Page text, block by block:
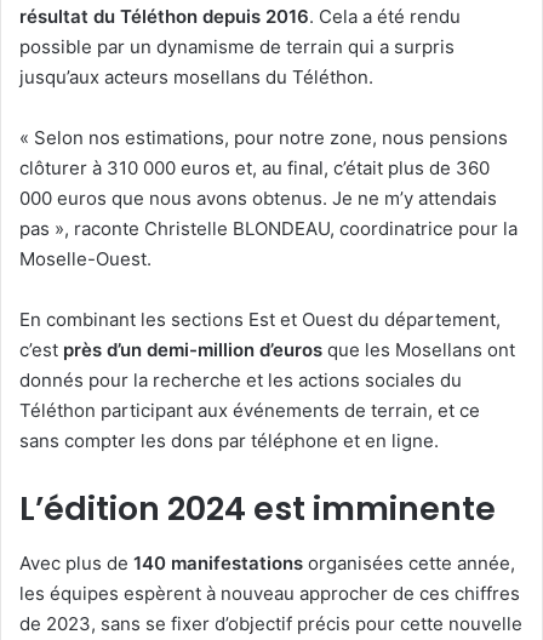
résultat du Téléthon depuis 2016. Cela a été rendu
possible par un dynamisme de terrain qui a surpris
jusqu’aux acteurs mosellans du Téléthon.
« Selon nos estimations, pour notre zone, nous pensions
clôturer à 310 000 euros et, au final, c’était plus de 360
000 euros que nous avons obtenus. Je ne m’y attendais
pas », raconte Christelle BLONDEAU, coordinatrice pour la
Moselle-Ouest.
En combinant les sections Est et Ouest du département,
c’est près d’un demi-million d’euros que les Mosellans ont
donnés pour la recherche et les actions sociales du
Téléthon participant aux événements de terrain, et ce
sans compter les dons par téléphone et en ligne.
L’édition 2024 est imminente
Avec plus de 140 manifestations organisées cette année,
les équipes espèrent à nouveau approcher de ces chiffres
de 2023, sans se fixer d’objectif précis pour cette nouvelle